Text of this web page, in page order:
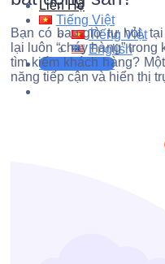
Liên Hệ
Tiếng Việt
Tiếng Việt
English
Support Now
Bạn có bao giờ tự hỏi,
lại luôn “cháy hàng”
tìm kiếm khách hàng?
năng tiếp cận và hiển thị